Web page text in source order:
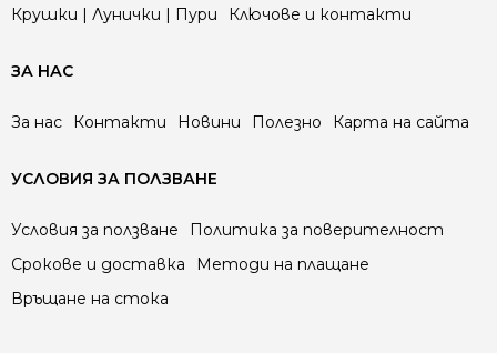
Крушки | Лунички | Пури
Ключове и контакти
ЗА НАС
За нас Контакти Новини Полезно Карта на сайта
УСЛОВИЯ ЗА ПОЛЗВАНЕ
Условия за ползване
Политика за поверителност
Срокове и доставка
Методи на плащане
Връщане на стока